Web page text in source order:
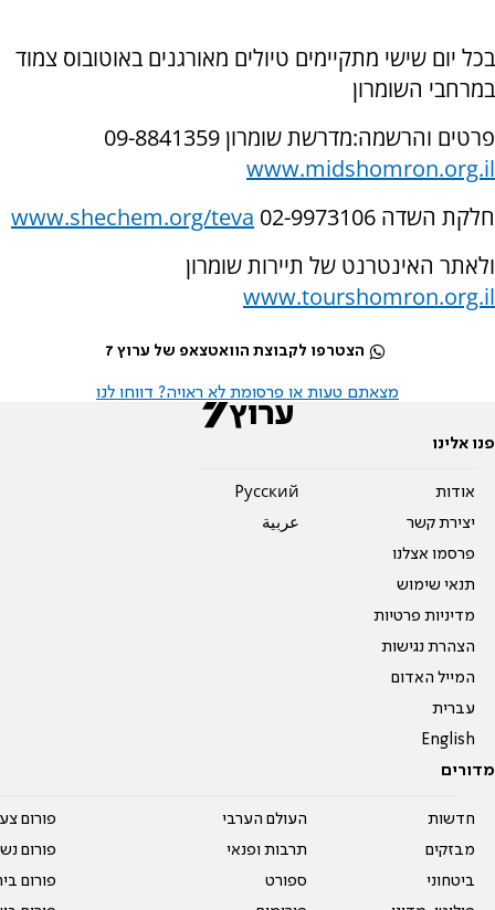
בכל יום שישי מתקיימים טיולים מאורגנים באוטובוס צמוד
במרחבי השומרון
פרטים והרשמה:מדרשת שומרון 09-8841359
www.midshomron.org.il
חלקת השדה 02-9973106
www.shechem.org/teva
ולאתר האינטרנט של תיירות שומרון
www.tourshomron.org.il
הצטרפו לקבוצת הוואטצאפ של ערוץ 7
מצאתם טעות או פרסומת לא ראויה? דווחו לנו
פנו אלינו
אודות
יצירת קשר
פרסמו אצלנו
תנאי שימוש
מדיניות פרטיות
הצהרת נגישות
המייל האדום
עברית
English
Pусский
عربية
מדורים
חדשות
מבזקים
ביטחוני
העולם הערבי
תרבות ופנאי
ספורט
פורום
פורום
פורום